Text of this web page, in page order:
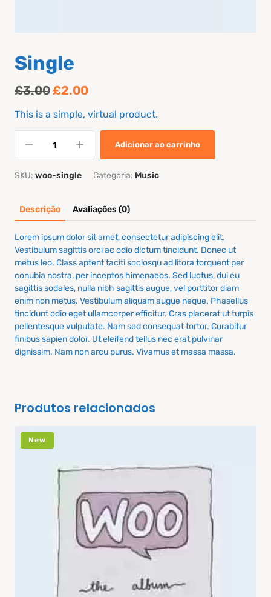
Single
£3.00 £2.00
This is a simple, virtual product.
Adicionar ao carrinho
SKU: woo-single Categoria: Music
Descrição Avaliações (0)
Lorem ipsum dolor sit amet, consectetur adipiscing elit.
Vestibulum sagittis orci ac odio dictum tincidunt. Donec ut
metus leo. Class aptent taciti sociosqu ad litora torquent per
conubia nostra, per inceptos himenaeos. Sed luctus, dui eu
sagittis sodales, nulla nibh sagittis augue, vel porttitor diam
enim non metus. Vestibulum aliquam augue neque. Phasellus
tincidunt odio eget ullamcorper efficitur. Cras placerat ut turpis
pellentesque vulputate. Nam sed consequat tortor. Curabitur
finibus sapien dolor. Ut eleifend tellus nec erat pulvinar
dignissim. Nam non arcu purus. Vivamus et massa massa.
Produtos relacionados
New